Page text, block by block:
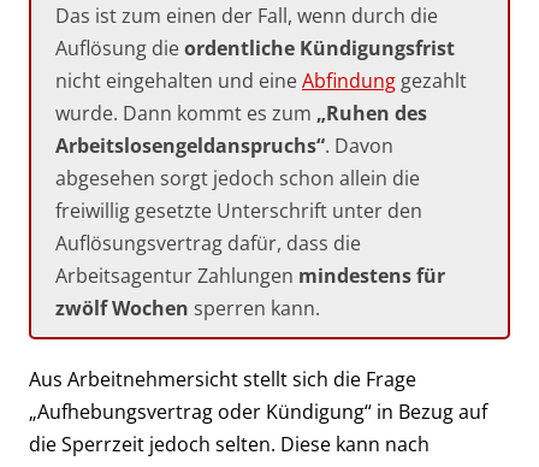
Das ist zum einen der Fall, wenn durch die
Auflösung dieordentliche Kündigungsfrist
nicht eingehalten und eineAbfindung gezahlt
wurde. Dann kommt es zum „Ruhen des
Arbeitslosengeldanspruchs“. Davon
abgesehen sorgt jedoch schon allein die
freiwillig gesetzte Unterschrift unter den
Auflösungsvertrag dafür, dass die
Arbeitsagentur Zahlungen mindestens für
zwölf Wochen sperren kann.
Aus Arbeitnehmersicht stellt sich die Frage
„Aufhebungsvertrag oder Kündigung“ in Bezug auf
die Sperrzeit jedoch selten. Diese kann nach